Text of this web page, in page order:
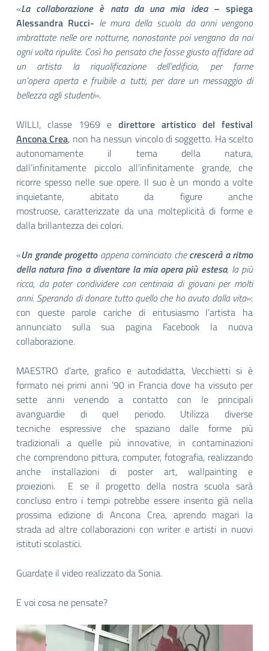
«La collaborazione è nata da una mia idea– spiega
Alessandra Rucci- le mura della scuola da anni vengono
imbrattate nelle ore notturne, nonostante poi vengano da noi
ogni volta ripulite. Così ho pensato che fosse giusto affidare ad
un artista la riqualificazione dell’edificio, per farne
un’opera aperta e fruibile a tutti, per dare un messaggio di
bellezza agli studenti».
WILLI, classe 1969 e direttore artistico del festival
Ancona Crea, non ha nessun vincolo di soggetto. Ha scelto
autonomamente il tema della natura,
dall’infinitamente piccolo all’infinitamente grande, che
ricorre spesso nelle sue opere. Il suo è un mondo a volte
inquietante, abitato da figure anche
mostruose, caratterizzate da una molteplicità di forme e
dalla brillantezza dei colori.
«Un grande progettoappena cominciato checrescerà a ritmo
della natura fino a diventare la mia opera più estesa, la più
ricca, da poter condividere con centinaia di giovani per molti
anni. Sperando di donare tutto quello che ho avuto dalla vita»:
con queste parole cariche di entusiasmo l’artista ha
annunciato sulla sua pagina Facebook la nuova
collaborazione.
MAESTRO d’arte, grafico e autodidatta, Vecchietti si è
formato nei primi anni ’90 in Francia dove ha vissuto per
sette anni venendo a contatto con le principali
avanguardie di quel periodo. Utilizza diverse
tecniche espressive che spaziano dalle forme più
tradizionali a quelle più innovative, in contaminazioni
che comprendono pittura, computer, fotografia, realizzando
anche installazioni di poster art, wallpainting e
proiezioni.
E se il progetto della nostra scuola sarà
concluso entro i tempi potrebbe essere inserito già nella
prossima edizione di Ancona Crea, aprendo magari la
strada ad altre collaborazioni con writer e artisti in nuovi
istituti scolastici.
Guardate il video realizzato da Sonia.
E voi cosa ne pensate?
Video
Player